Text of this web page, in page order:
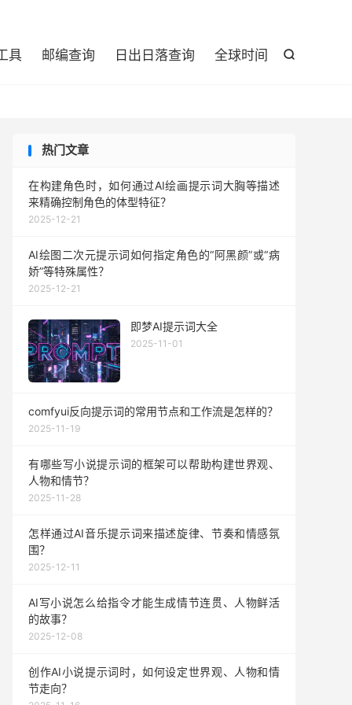

具 邮编查询 日出日落查询 全球时间
热门文章
在构建角色时，如何通过AI绘画提示词大胸等描述
来精确控制角色的体型特征？
2025-12-21
AI绘图二次元提示词如何指定角色的“阿黑颜”或“病
娇”等特殊属性？
2025-12-21
即梦AI提示词大全
2025-11-01
comfyui反向提示词的常用节点和工作流是怎样的？
2025-11-19
有哪些写小说提示词的框架可以帮助构建世界观、
人物和情节？
2025-11-28
怎样通过AI音乐提示词来描述旋律、节奏和情感氛
围？
2025-12-11
AI写小说怎么给指令才能生成情节连贯、人物鲜活
的故事？
2025-12-08
创作AI小说提示词时，如何设定世界观、人物和情
节走向？